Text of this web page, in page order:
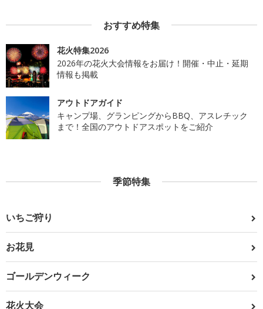
おすすめ特集
花火特集2026
2026年の花火大会情報をお届け！開催・中止・延期
情報も掲載
アウトドアガイド
キャンプ場、グランピングからBBQ、アスレチック
まで！全国のアウトドアスポットをご紹介
季節特集
いちご狩り
お花見
ゴールデンウィーク
花火大会